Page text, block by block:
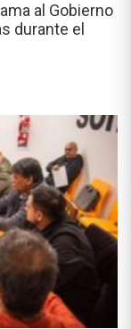
al Gobierno
durante el